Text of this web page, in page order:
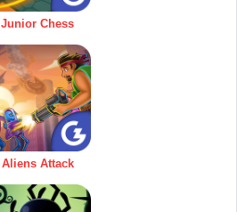
Junior Chess
Aliens Attack